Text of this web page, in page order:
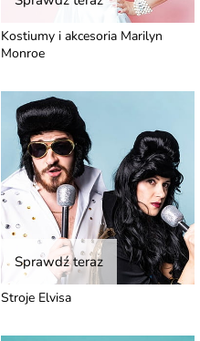
Kostiumy i akcesoria Marilyn
Monroe
Sprawdź teraz
Stroje Elvisa